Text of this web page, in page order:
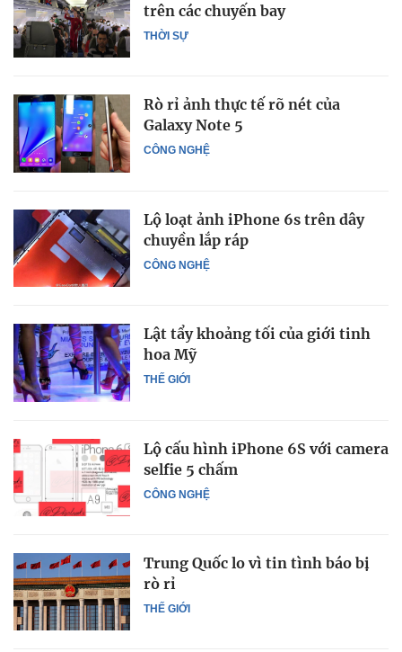
THỜI SỰ
trên các chuyến bay
CÔNG NGHỆ
Rò rỉ ảnh thực tế rõ nét của
Galaxy Note 5
CÔNG NGHỆ
Lộ loạt ảnh iPhone 6s trên dây
chuyền lắp ráp
THẾ GIỚI
Lật tẩy khoảng tối của giới tinh
hoa Mỹ
CÔNG NGHỆ
Lộ cấu hình iPhone 6S với camera
selfie 5 chấm
THẾ GIỚI
Trung Quốc lo vì tin tình báo bị
rò rỉ